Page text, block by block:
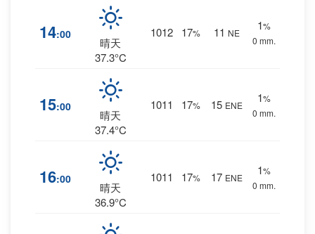
14:00
晴天
37.3°C
1012 17% 11 NE
1%
0 mm.
15:00
晴天
37.4°C
1011 17% 15 ENE
1%
0 mm.
16:00
晴天
36.9°C
1011 17% 17 ENE
1%
0 mm.